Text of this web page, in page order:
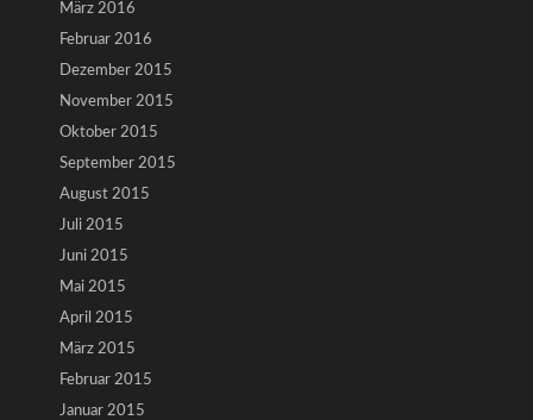
März 2016
Februar 2016
Dezember 2015
November 2015
Oktober 2015
September 2015
August 2015
Juli 2015
Juni 2015
Mai 2015
April 2015
März 2015
Februar 2015
Januar 2015